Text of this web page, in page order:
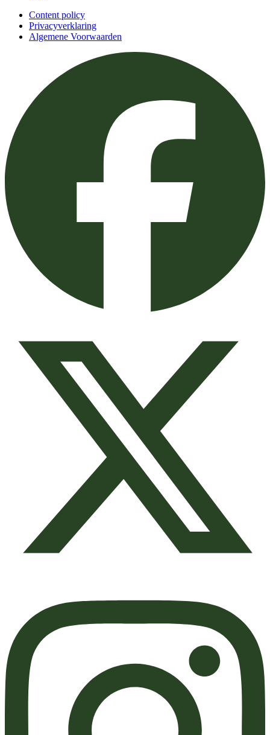
Content policy
Privacyverklaring
Algemene Voorwaarden